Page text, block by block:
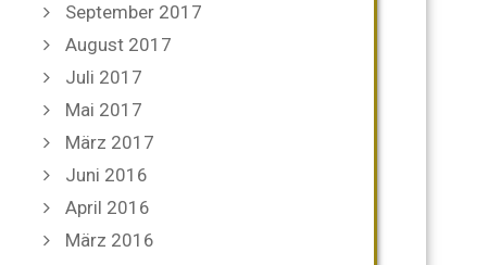
September 2017
August 2017
Juli 2017
Mai 2017
März 2017
Juni 2016
April 2016
März 2016